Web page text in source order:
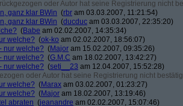
oder Autor hat seine Registrierung nicht
ganz klar BWin (rbr am 03.03.2007, 11:21:54)
ganz klar BWin (ducduc am 03.03.2007, 22:35:20)
(Babe am 02.02.2007, 14:35:34)
welche? (ok-ko am 02.02.2007, 18:56:07)
nur welche? (Major am 15.02.2007, 09:35:26)
nur welche? (G.M.C am 18.02.2007, 13:42:27)
nur welche? (seti__23 am 12.04.2007, 15:52:28)
oder Autor hat seine Registrierung nicht
welche? (Marax am 03.02.2007, 01:23:27)
welche? (Major am 18.02.2007, 13:19:46)
abraten (jeanandre am 02.02.2007, 15:07:46)